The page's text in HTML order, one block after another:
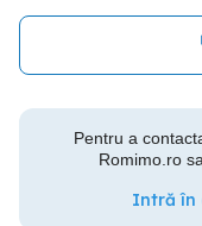
Pentru a
Romimo.ro
Intră în